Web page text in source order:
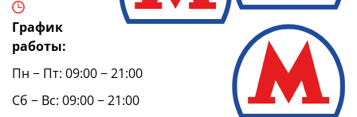
График
работы:
Пн − Пт: 09:00 − 21:00
Сб − Вс: 09:00 − 21:00